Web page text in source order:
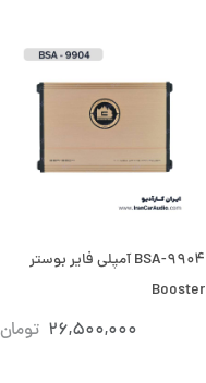
BSA-9904 آمپلی فایر بوستر
Booster
26,500,000 تومان